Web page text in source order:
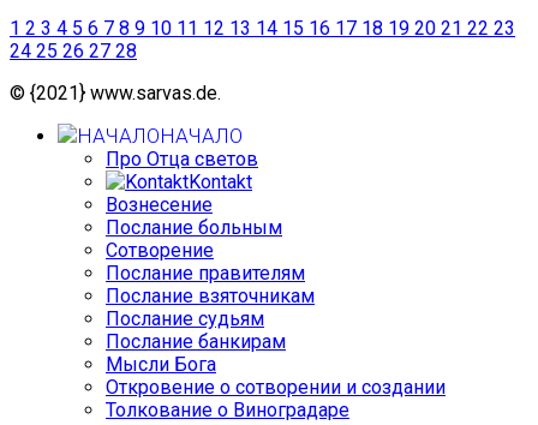
1 2 3 4 5 6 7 8 9 10 11 12 13 14 15 16 17 18 19 20 21 22 23
24 25 26 27 28
© {2021} www.sarvas.de.
НАЧАЛО
Про Отца светов
Kontakt
Вознесение
Послание больным
Сотворение
Послание правителям
Послание взяточникам
Послание судьям
Послание банкирам
Мысли Бога
Откровение о сотворении и создании
Толкование о Виноградаре